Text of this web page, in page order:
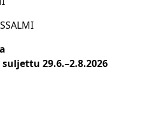
suljettu 29.6.–2.8.2026